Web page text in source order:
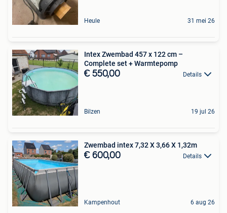
Heule 31 mei 26
Intex Zwembad 457 x 122 cm –
Complete set + Warmtepomp
€ 550,00 Details
Bilzen 19 jul 26
Zwembad intex 7,32 X 3,66 X 1,32m
€ 600,00 Details
Kampenhout 6 aug 26